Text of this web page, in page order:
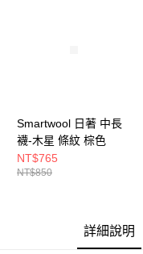
Smartwool 日著 中長
襪-木星 條紋 棕色
NT$765
NT$850
詳細說明